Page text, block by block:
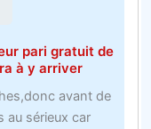
soyez
trop
tard
en
ligne
pari gratuit de
à y arriver
avant de
au sérieux car